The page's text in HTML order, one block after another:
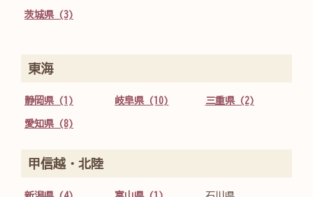
茨城県 (3)
東海
静岡県 (1) 岐阜県 (10) 三重県 (2)
愛知県 (8)
甲信越・北陸